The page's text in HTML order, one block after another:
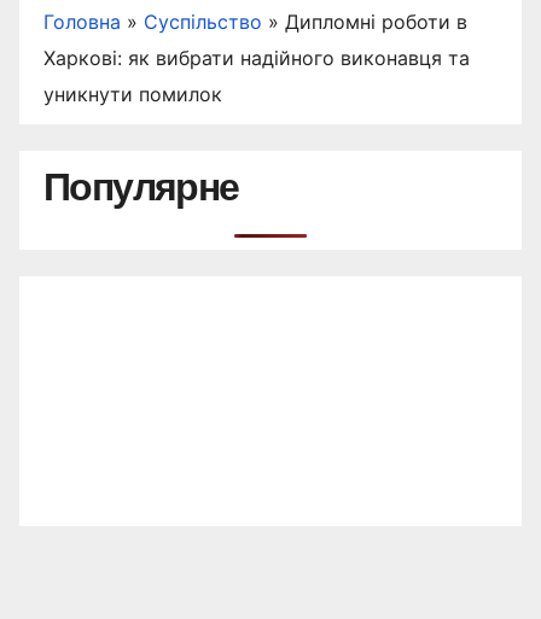
Головна » Суспільство » Дипломні роботи в
Харкові: як вибрати надійного виконавця та
уникнути помилок
Популярне